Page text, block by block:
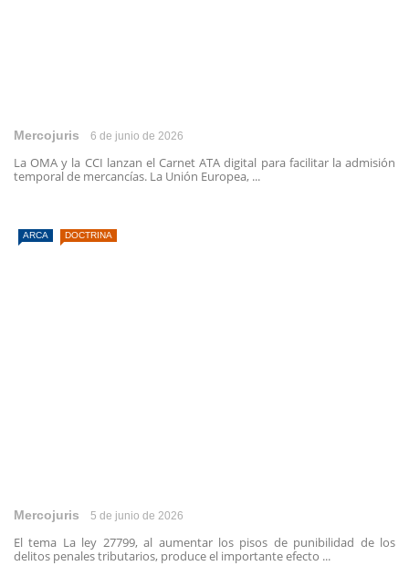
Mercojuris 6 de junio de 2026
La OMA y la CCI lanzan el Carnet ATA digital para facilitar la admisión
temporal de mercancías. La Unión Europea, ...
ARCA DOCTRINA
Mercojuris 5 de junio de 2026
El tema La ley 27799, al aumentar los pisos de punibilidad de los
delitos penales tributarios, produce el importante efecto ...